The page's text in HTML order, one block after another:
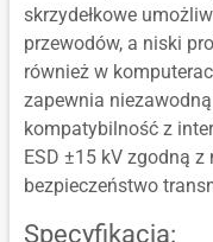
skrzydełkowe
przewodów, a niski
również w
zapewnia
kompatybilność z
ESD ±15 kV zgodną
bezpieczeństwo
Specyfikacja: